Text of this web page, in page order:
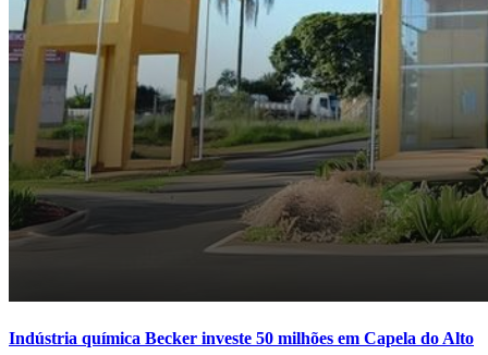
Indústria química Becker investe 50 milhões em Capela do Alto